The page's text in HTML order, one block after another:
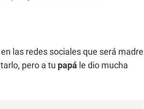
las redes sociales que será madre
pero a tu papá le dio mucha